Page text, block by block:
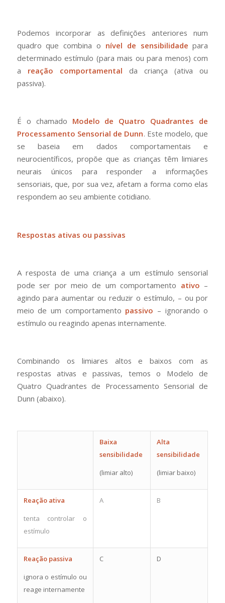
Podemos incorporar as definições anteriores num
quadro que combina o nível de sensibilidade para
determinado estímulo (para mais ou para menos) com
a reação comportamental da criança (ativa ou
passiva).
É o chamado Modelo de Quatro Quadrantes de
Processamento Sensorial de Dunn. Este modelo, que
se baseia em dados comportamentais e
neurocientíficos, propõe que as crianças têm limiares
neurais únicos para responder a informações
sensoriais, que, por sua vez, afetam a forma como elas
respondem ao seu ambiente cotidiano.
Respostas ativas ou passivas
A resposta de uma criança a um estímulo sensorial
pode ser por meio de um comportamento ativo –
agindo para aumentar ou reduzir o estímulo, – ou por
meio de um comportamento passivo – ignorando o
estímulo ou reagindo apenas internamente.
Combinando os limiares altos e baixos com as
respostas ativas e passivas, temos o Modelo de
Quatro Quadrantes de Processamento Sensorial de
Dunn (abaixo).
Baixa
sensibilidade
(limiar alto)
Alta
sensibilidade
(limiar baixo)
Reação ativa
tenta controlar o
estímulo
A B
Reação passiva
ignora o estímulo ou
reage internamente
C D